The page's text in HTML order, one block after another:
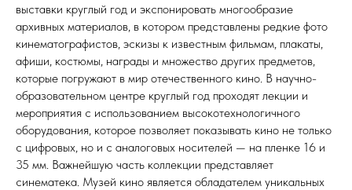
выставки круглый год и экспонировать многообразие
архивных материалов, в котором представлены редкие фото
кинематографистов, эскизы к известным фильмам, плакаты,
афиши, костюмы, награды и множество других предметов,
которые погружают в мир отечественного кино. В научно-
образовательном центре круглый год проходят лекции и
мероприятия с использованием высокотехнологичного
оборудования, которое позволяет показывать кино не только
с цифровых, но и с аналоговых носителей — на пленке 16 и
35 мм. Важнейшую часть коллекции представляет
синематека. Музей кино является обладателем уникальных